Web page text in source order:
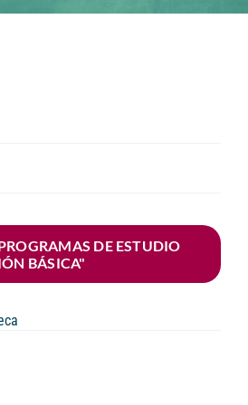
Contacto
DE ESTUDIO
BÁSICA"